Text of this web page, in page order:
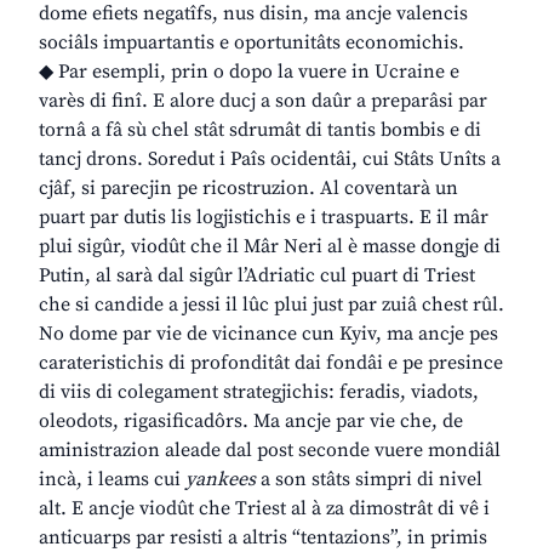
dome efiets negatîfs, nus disin, ma ancje valencis
sociâls impuartantis e oportunitâts economichis.
◆ Par esempli, prin o dopo la vuere in Ucraine e
varès di finî. E alore ducj a son daûr a preparâsi par
tornâ a fâ sù chel stât sdrumât di tantis bombis e di
tancj drons. Soredut i Paîs ocidentâi, cui Stâts Unîts a
cjâf, si parecjin pe ricostruzion. Al coventarà un
puart par dutis lis logjistichis e i traspuarts. E il mâr
plui sigûr, viodût che il Mâr Neri al è masse dongje di
Putin, al sarà dal sigûr l’Adriatic cul puart di Triest
che si candide a jessi il lûc plui just par zuiâ chest rûl.
No dome par vie de vicinance cun Kyiv, ma ancje pes
carateristichis di profonditât dai fondâi e pe presince
di viis di colegament strategjichis: feradis, viadots,
oleodots, rigasificadôrs. Ma ancje par vie che, de
aministrazion aleade dal post seconde vuere mondiâl
incà, i leams cui yankeesa son stâts simpri di nivel
alt. E ancje viodût che Triest al à za dimostrât di vê i
anticuarps par resisti a altris “tentazions”, in primis